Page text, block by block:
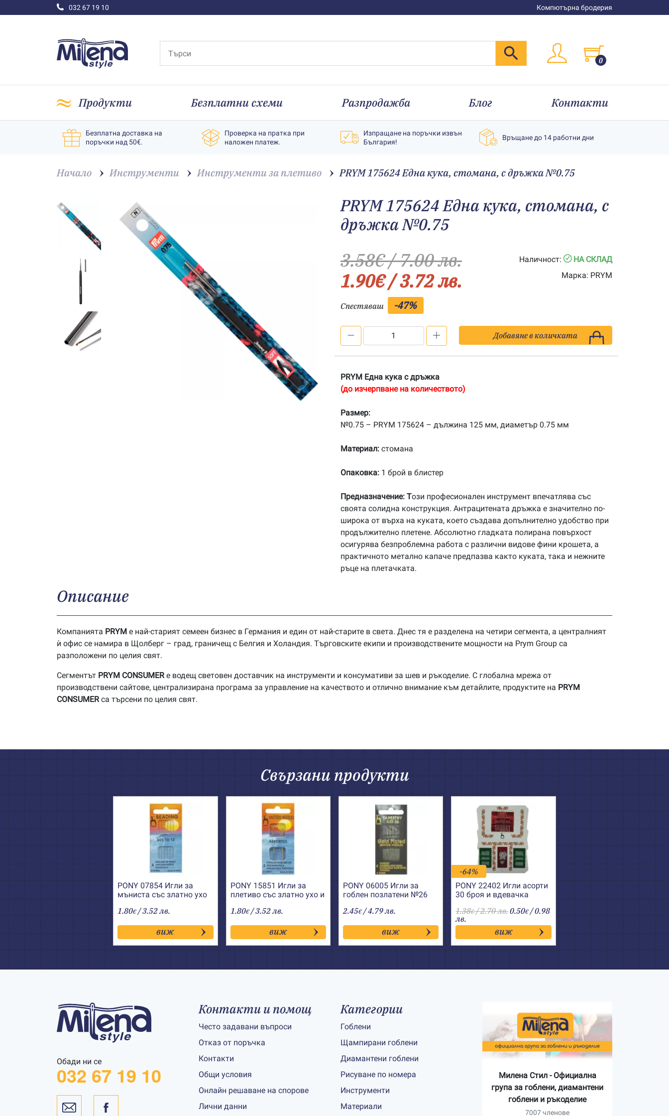
032 67 19 10 Компютърна бродерия
0
Продукти Безплатни схеми Разпродажба Блог Контакти
Безплатна доставка на
поръчки над 50€.
Проверка на пратка при
наложен платеж.
Изпращане на поръчки извън
България!
Връщане до 14 работни дни
Начало Инструменти Инструменти за плетиво PRYM 175624 Една кука, стомана, с дръжка №0.75
PRYM 175624 Една кука, стомана, с
дръжка №0.75
3.58€/ 7.00 лв.
1.90€/ 3.72 лв.
Спестяваш -47%
Наличност:
НА СКЛАД
Марка: PRYM
175624
Една
стомана,
с
№0.75
Добавяне в количката
PRYM Една кука с дръжка
(до изчерпване на количеството)
Размер:
№0.75 – PRYM 175624 – дължина 125 мм, диаметър 0.75 мм
Материал: стомана
Опаковка: 1 брой в блистер
Предназначение: Този професионален инструмент впечатлява със
своята солидна конструкция. Антрацитената дръжка е значително по-
широка от върха на куката, което създава допълнително удобство при
продължително плетене. Абсолютно гладката полирана повърхост
осигурява безпроблемна работа с различни видове фини крошета, а
практичното метално капаче предпазва както куката, така и нежните
ръце на плетачката.
Описание
Компанията PRYM е най-старият семеен бизнес в Германия и един от най-старите в света. Днес тя е разделена на четири сегмента, а централният
ѝ офис се намира в Щолберг – град, граничещ с Белгия и Холандия. Търговските екипи и производствените мощности на Prym Group са
разположени по целия свят.
Сегментът PRYM CONSUMERе водещ световен доставчик на инструменти и консумативи за шев и ръкоделие. С глобална мрежа от
производствени сайтове, централизирана програма за управление на качеството и отлично внимание към детайлите, продуктите на PRYM
CONSUMERса търсени по целия свят.
Свързани продукти
PONY 07854 Игли за
мъниста със златно ухо
1.80€ / 3.52 лв.
виж
PONY 15851 Игли за
плетиво със златно ухо и
1.80€/ 3.52 лв.
виж
PONY 06005 Игли за
гоблен позлатени №26
2.45€ / 4.79 лв.
виж
-64%
PONY 22402 Игли асорти
30 броя и вдевачка
1.38€/ 2.70 лв.0.50€ / 0.98
лв.
виж
Обади ни се
032 67 19 10
Контакти и помощ
Често задавани въпроси
Отказ от поръчка
Контакти
Общи условия
Онлайн решаване на спорове
Лични данни
Категории
Гоблени
Щампирани гоблени
Диамантени гоблени
Рисуване по номера
Инструменти
Материали
Милена Стил - Официална
група за гоблени, диамантени
гоблени и ръкоделие
7007 членове